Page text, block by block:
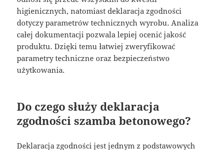
higienicznych, natomiast deklaracja zgodności
dotyczy parametrów technicznych wyrobu. Analiza
całej dokumentacji pozwala lepiej ocenić jakość
produktu. Dzięki temu łatwiej zweryfikować
parametry techniczne oraz bezpieczeństwo
użytkowania.
Do czego służy deklaracja
zgodności szamba betonowego?
Deklaracja zgodności jest jednym z podstawowych